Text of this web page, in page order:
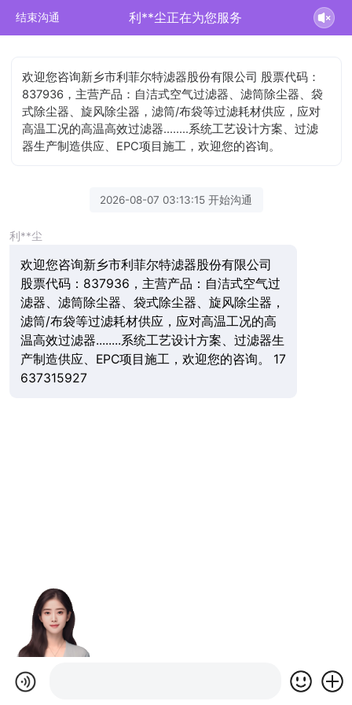
结束沟通 利**尘正在为您服务
欢迎您咨询新乡市利菲尔特滤器股份有限公司 股票代码：
837936，主营产品：自洁式空气过滤器、滤筒除尘器、袋
式除尘器、旋风除尘器，滤筒/布袋等过滤耗材供应，应对
高温工况的高温高效过滤器........系统工艺设计方案、过滤
器生产制造供应、EPC项目施工，欢迎您的咨询。
2026-08-07 03:13:15 开始沟通
利**尘
欢迎您咨询新乡市利菲尔特滤器股份有限公司
股票代码：837936，主营产品：自洁式空气过
滤器、滤筒除尘器、袋式除尘器、旋风除尘器，
滤筒/布袋等过滤耗材供应，应对高温工况的高
温高效过滤器........系统工艺设计方案、过滤器生
产制造供应、EPC项目施工，欢迎您的咨询。 17
637315927